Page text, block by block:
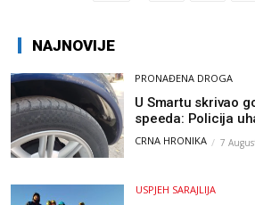
NAJNOVIJE
PRONAĐENA DROGA
U Smartu skrivao
speeda: Policija
Hercegovine
CRNA HRONIKA 7
USPJEH SARAJLIJA